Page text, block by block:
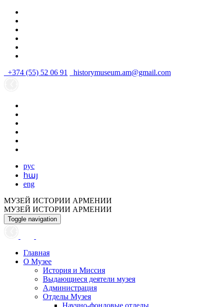
+374 (55) 52 06 91 historymuseum.am@gmail.com
рус
հայ
eng
МУЗЕЙ ИСТОРИИ АРМЕНИИ
МУЗЕЙ ИСТОРИИ АРМЕНИИ
Toggle navigation
Главная
О Музее
История и Миссия
Выдающиеся деятели музея
Администрация
Отделы Музея
Научно-фондовые отделы